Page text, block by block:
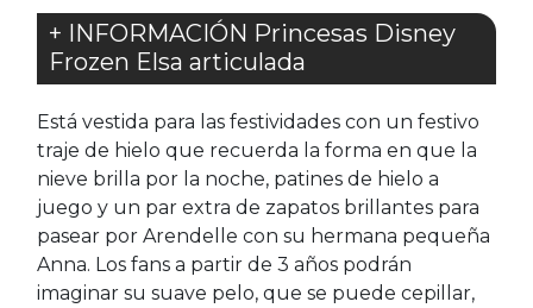
+ INFORMACIÓN Princesas Disney
Frozen Elsa articulada
Está vestida para las festividades con un festivo
traje de hielo que recuerda la forma en que la
nieve brilla por la noche, patines de hielo a
juego y un par extra de zapatos brillantes para
pasear por Arendelle con su hermana pequeña
Anna. Los fans a partir de 3 años podrán
imaginar su suave pelo, que se puede cepillar,